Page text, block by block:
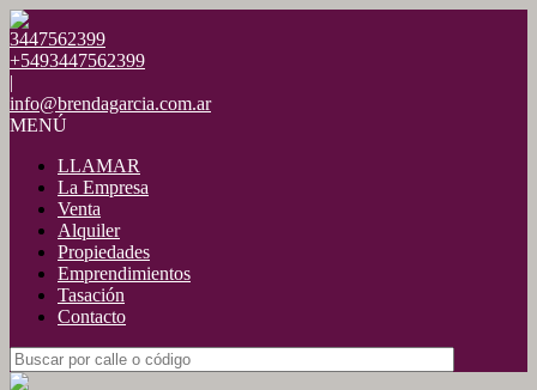
3447562399
+5493447562399
|
info@brendagarcia.com.ar
MENÚ
LLAMAR
La Empresa
Venta
Alquiler
Propiedades
Emprendimientos
Tasación
Contacto